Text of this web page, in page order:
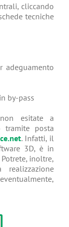
cliccando
tecniche
adeguamento
by-pass
esitate a
tramite posta
. Infatti, il
3D, è in
inoltre,